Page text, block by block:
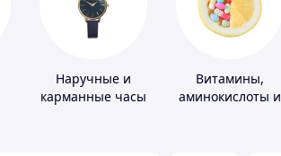
Наручные и
карманные часы
Витамины,
аминокислоты и